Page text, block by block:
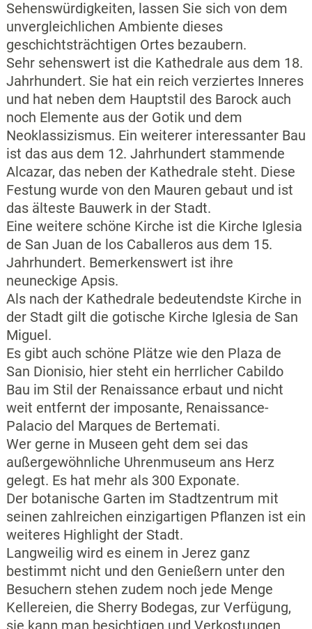
Sehenswürdigkeiten, lassen Sie sich von dem
unvergleichlichen Ambiente dieses
geschichtsträchtigen Ortes bezaubern.
Sehr sehenswert ist die Kathedrale aus dem 18.
Jahrhundert. Sie hat ein reich verziertes Inneres
und hat neben dem Hauptstil des Barock auch
noch Elemente aus der Gotik und dem
Neoklassizismus. Ein weiterer interessanter Bau
ist das aus dem 12. Jahrhundert stammende
Alcazar, das neben der Kathedrale steht. Diese
Festung wurde von den Mauren gebaut und ist
das älteste Bauwerk in der Stadt.
Eine weitere schöne Kirche ist die Kirche Iglesia
de San Juan de los Caballeros aus dem 15.
Jahrhundert. Bemerkenswert ist ihre
neuneckige Apsis.
Als nach der Kathedrale bedeutendste Kirche in
der Stadt gilt die gotische Kirche Iglesia de San
Miguel.
Es gibt auch schöne Plätze wie den Plaza de
San Dionisio, hier steht ein herrlicher Cabildo
Bau im Stil der Renaissance erbaut und nicht
weit entfernt der imposante, Renaissance-
Palacio del Marques de Bertemati.
Wer gerne in Museen geht dem sei das
außergewöhnliche Uhrenmuseum ans Herz
gelegt. Es hat mehr als 300 Exponate.
Der botanische Garten im Stadtzentrum mit
seinen zahlreichen einzigartigen Pflanzen ist ein
weiteres Highlight der Stadt.
Langweilig wird es einem in Jerez ganz
bestimmt nicht und den Genießern unter den
Besuchern stehen zudem noch jede Menge
Kellereien, die Sherry Bodegas, zur Verfügung,
sie kann man besichtigen und Verkostungen